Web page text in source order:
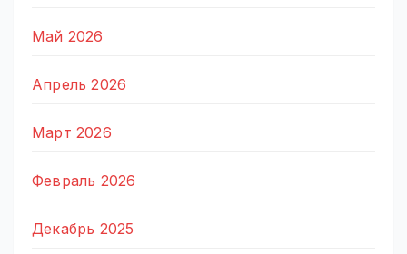
Май 2026
Апрель 2026
Март 2026
Февраль 2026
Декабрь 2025